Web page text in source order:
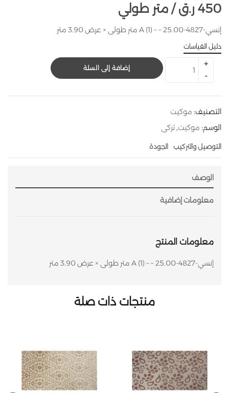
متر طولي / 450 ر.ق
إنسي-4827-A (1) – – 25.00 متر طولى × عرض 3.90 متر
دليل القياسات
إضافة إلى السلة
التصنيف: موكيت
الوسم: موكيت, تركي
التوصيل والتركيب الجودة
الوصف
معلومات إضافية
معلومات المنتج
إنسي-4827-A (1) – – 25.00 متر طولى × عرض 3.90 متر
منتجات ذات صلة